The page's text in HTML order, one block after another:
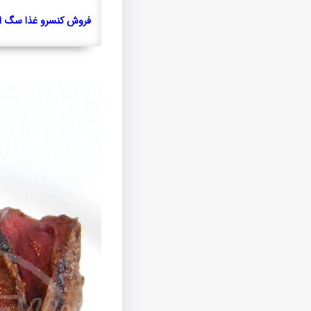
فروش کنسرو غذا سگ